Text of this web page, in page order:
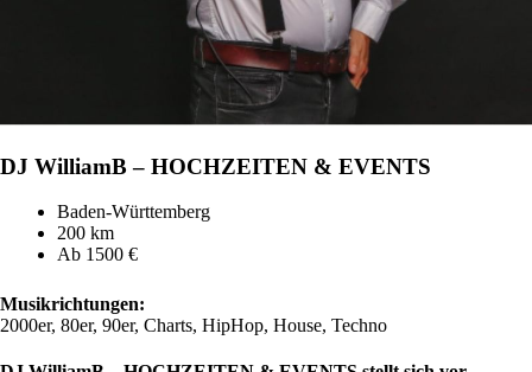
DJ WilliamB – HOCHZEITEN & EVENTS
Baden-Württemberg
200 km
Ab 1500 €
Musikrichtungen:
2000er, 80er, 90er, Charts, HipHop, House, Techno